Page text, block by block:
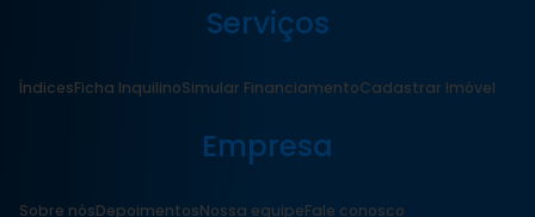
Serviços
ÍndicesFicha InquilinoSimular FinanciamentoCadastrar Imóvel
Empresa
Sobre nósDepoimentosNossa equipeFale conosco